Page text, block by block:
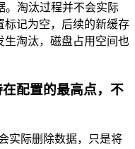
。淘汰过程并不会实际
标记为空，后续的新缓存
生淘汰，磁盘占用空间也
配置的最高点，不
实际删除数据，只是将